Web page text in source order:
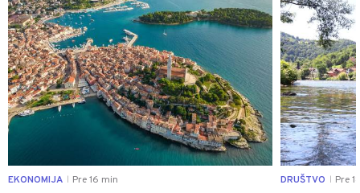
EKONOMIJA Pre 16 min DRUŠTVO Pre